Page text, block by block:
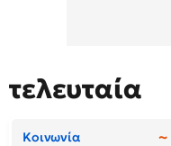
τελευταία
Κοινωνία